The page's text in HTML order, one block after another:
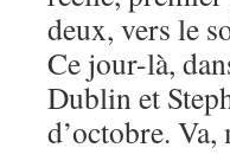
deux, vers le
Ce jour-là,
Dublin et
d’octobre.